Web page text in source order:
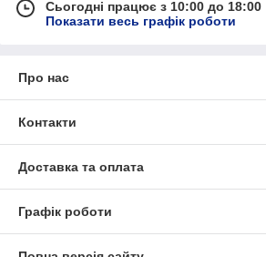
Сьогодні працює з 10:00 до 18:00
Показати весь графік роботи
Про нас
Контакти
Доставка та оплата
Графік роботи